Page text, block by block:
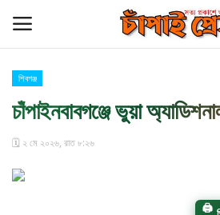
হোম
চাঁপাইনবাবগঞ্জ সীমান্ত
শিবগঞ্জ
চাঁপাইনবাবগঞ্জে ভুয়া
🗓️ ২ মে ২০২৬, রাত ৮:২৬
🖨️